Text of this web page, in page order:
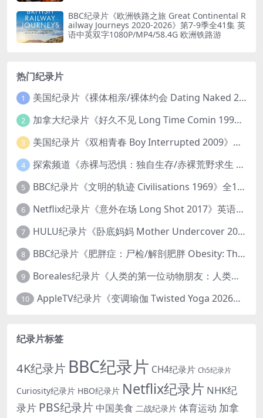
BBC纪录片《欧洲铁路之旅 Great Continental R
ailway Journeys 2020-2026》第7-9季全41集 英
语中英双字1080P/MP4/58.4G 欧洲铁路游
热门纪录片
1 美国纪录片《裸体相亲/裸体约会 Dating Naked 2014-2016》第1-3季全33集 英语中英双字 无水印纯净版 1080P/MKV/85.6G 裸体相亲真人秀
2 加拿大纪录片《好久不见 Long Time Comin 1993》英语中英双字 官方纯净版 1080P/MKV/1G 女同性艺术家
3 美国纪录片《双相青春 Boy Interrupted 2009》英语中英双字 官方纯净版 1080P/MKV/1.43G 青少年躁郁症
4 探索频道《赤裸与恐惧：独自生存/赤裸荒野求生 Naked and Afraid: Solo 2023》第一季全8集 英语中英双字 官方纯净版 高码1080P/MKV/45.4G
5 BBC纪录片《文明的轨迹 Civilisations 1969》全13集 英语中英双字 高清收藏版 1080P/MKV/64.1G 西方艺术史话
6 Netflix纪录片《意外在场 Long Shot 2017》英语中字 720P/NKV/1.06GB 美国谋杀误判案件
7 HULU纪录片《卧底妈妈 Mother Undercover 2023》全4集 英语中英双字 官方纯净版 1080P/MKV/7.6G 拯救孩子
8 BBC纪录片《肥胖症：尸检/解剖肥胖 Obesity: The Post Mortem 2016》英语中英双字 无水印纯净版 1080P/MKV/1.03G
9 Boreales纪录片《人类的第一位动物朋友：人类和狗的神奇故事 Man’s First Friend 2018》英语中英双字 1080P/MP4/1.8G 狗的神奇故事
10 AppleTV纪录片《变调瑜伽 Twisted Yoga 2026》全3集 英语中英双字 无水印纯净版 1080P/MKV/10G 瑜伽大师背后的真相
纪录片标签
4K纪录片 BBC纪录片 CH4纪录片 Ch5纪录片
Curiosity纪录片 HBO纪录片 Netflix纪录片 NHK纪
录片 PBS纪录片 中国美食 二战纪录片 体育运动 加拿